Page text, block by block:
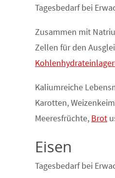
Tagesbedarf bei
Zusammen mit
Zellen für den
Kaliumreiche
Karotten,
Meeresfrüchte, Brot
Eisen
Tagesbedarf bei